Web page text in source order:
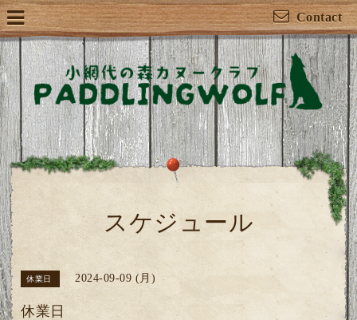
Contact
スケジュール
休業日 2024-09-09 (月)
休業日